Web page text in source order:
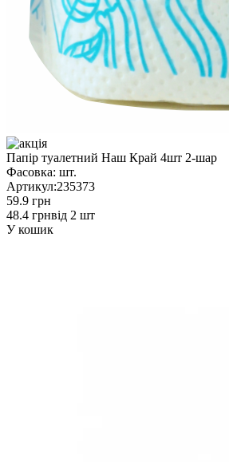
Папір туалетний Наш Край 4шт 2-шар
Фасовка: шт.
Артикул:235373
59.9 грн
48.4 грнвід 2 шт
У кошик